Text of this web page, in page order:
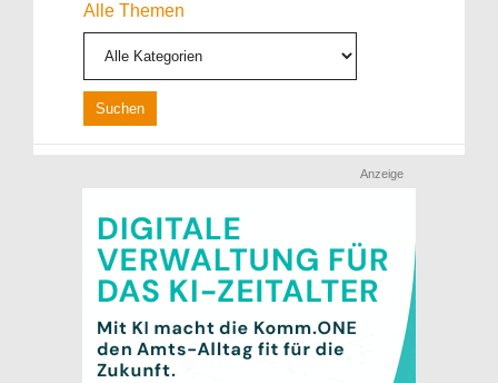
Alle Themen
Anzeige